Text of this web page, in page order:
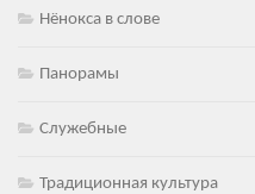
Нёнокса в слове
Панорамы
Служебные
Традиционная культура